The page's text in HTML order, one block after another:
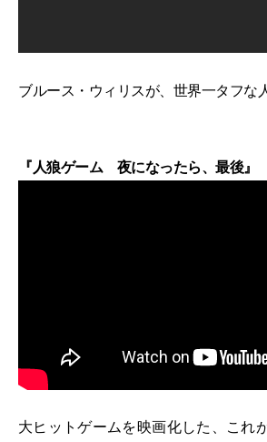
ブルース・ウィリスが、世界一タフな
『人狼ゲーム 夜になったら、最後』
大ヒットゲームを映画化した、これ